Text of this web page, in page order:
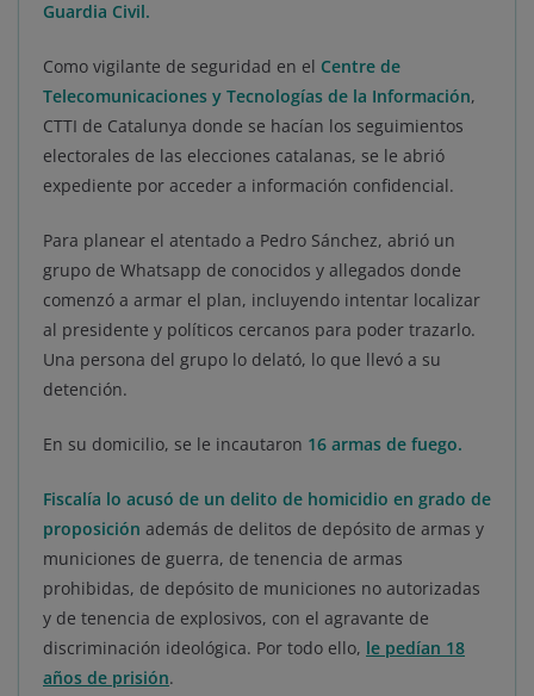
Guardia Civil.
Como vigilante de seguridad en el Centre de
Telecomunicaciones y Tecnologías de la Información,
CTTI de Catalunya donde se hacían los seguimientos
electorales de las elecciones catalanas, se le abrió
expediente por acceder a información confidencial.
Para planear el atentado a Pedro Sánchez, abrió un
grupo de Whatsapp de conocidos y allegados donde
comenzó a armar el plan, incluyendo intentar localizar
al presidente y políticos cercanos para poder trazarlo.
Una persona del grupo lo delató, lo que llevó a su
detención.
En su domicilio, se le incautaron 16 armas de fuego.
Fiscalía lo acusó de un delito de homicidio en grado de
proposición además de delitos de depósito de armas y
municiones de guerra, de tenencia de armas
prohibidas, de depósito de municiones no autorizadas
y de tenencia de explosivos, con el agravante de
discriminación ideológica. Por todo ello, le pedían 18
años de prisión.